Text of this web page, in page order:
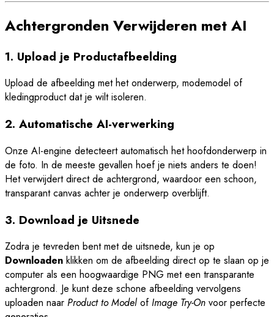
Achtergronden Verwijderen met AI
1. Upload je Productafbeelding
Upload de afbeelding met het onderwerp, modemodel of
kledingproduct dat je wilt isoleren.
2. Automatische AI-verwerking
Onze AI-engine detecteert automatisch het hoofdonderwerp in
de foto. In de meeste gevallen hoef je niets anders te doen!
Het verwijdert direct de achtergrond, waardoor een schoon,
transparant canvas achter je onderwerp overblijft.
3. Download je Uitsnede
Zodra je tevreden bent met de uitsnede, kun je op
Downloaden klikken om de afbeelding direct op te slaan op je
computer als een hoogwaardige PNG met een transparante
achtergrond. Je kunt deze schone afbeelding vervolgens
uploaden naar Product to Model ofImage Try-On voor perfecte